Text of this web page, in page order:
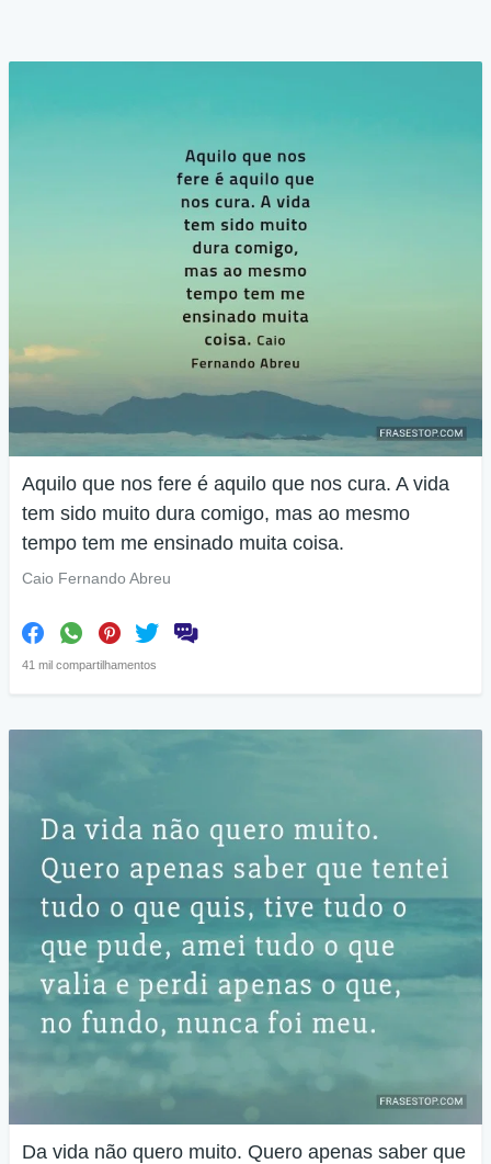
Aquilo que nos fere é aquilo que nos cura. A vida
tem sido muito dura comigo, mas ao mesmo
tempo tem me ensinado muita coisa.
Caio Fernando Abreu
41 mil compartilhamentos
Da vida não quero muito. Quero apenas saber que